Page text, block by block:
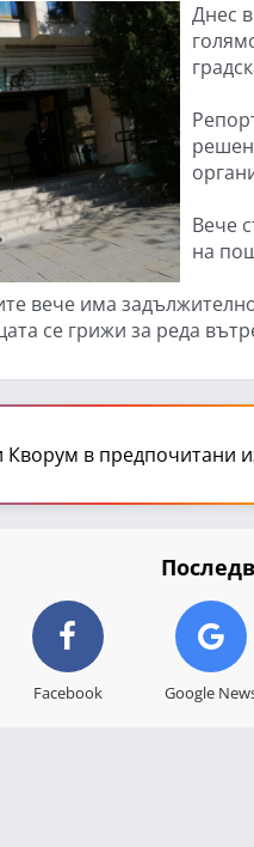
Днес
решен
Вече
на
вече има
се грижи за реда
Кворум в предпочитани
Facebook Google